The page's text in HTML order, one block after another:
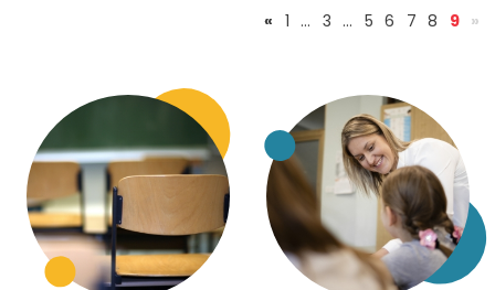
« 1 … 3 … 5 6 7 8 9 »